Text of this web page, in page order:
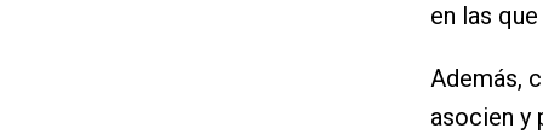
en las
Además,
asocien y